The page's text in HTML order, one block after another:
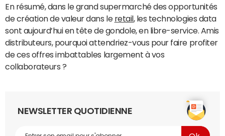
En résumé, dans le grand supermarché des opportunités
de création de valeur dans le retail , les technologies data
sont aujourd’hui en tête de gondole, en libre-service. Amis
distributeurs, pourquoi attendriez-vous pour faire profiter
de ces offres imbattables largement à vos
collaborateurs ?
NEWSLETTER QUOTIDIENNE